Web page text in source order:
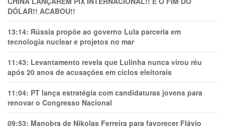
DÓLAR!! ACABOU!!
13:14: Rússia propõe ao governo Lula parceria em
tecnologia nuclear e projetos no mar
11:43: Levantamento revela que Lulinha nunca virou réu
após 20 anos de acusações em ciclos eleitorais
11:04: PT lança estratégia com candidaturas jovens para
renovar o Congresso Nacional
09:53: Manobra de Nikolas Ferreira para favorecer Flávio